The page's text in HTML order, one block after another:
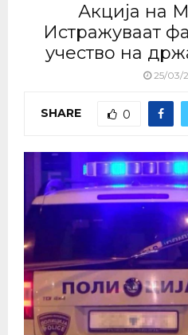
Акција на
Истражуваат
учество на
25/03/
SHARE 0